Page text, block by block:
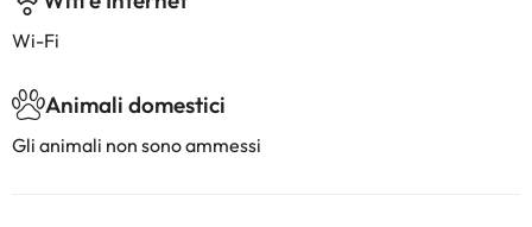
Wi-Fi
Animali domestici
Gli animali non sono ammessi